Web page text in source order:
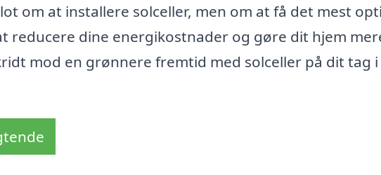
om at installere solceller, men om at få det mest
reducere dine energikostnader og gøre dit hjem
mod en grønnere fremtid med solceller på dit tag i